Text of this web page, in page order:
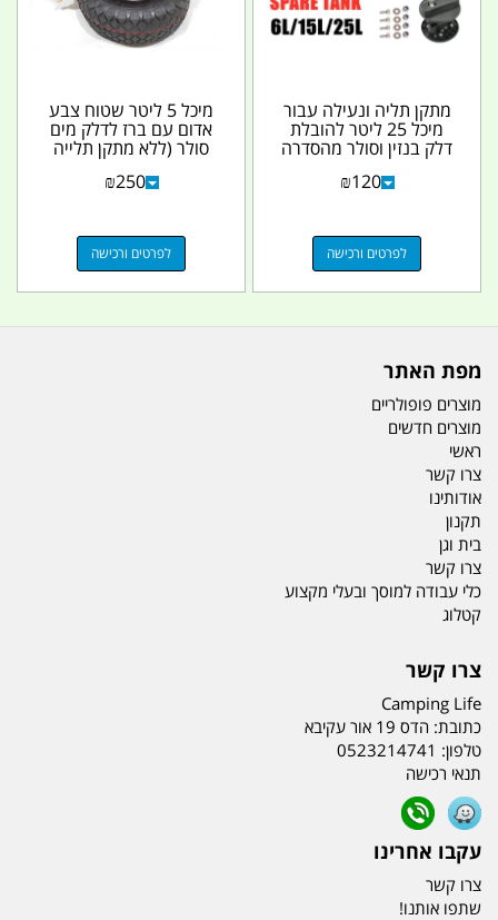
מתקן תליה ונעילה עבור
מיכל 25 ליטר להובלת
דלק בנזין וסולר מהסדרה
השטוחה המחיר...
₪120
לפרטים ורכישה
מיכל 5 ליטר שטוח צבע
אדום עם ברז לדלק מים
סולר (ללא מתקן תלייה
ומנעול נמכר...
₪250
לפרטים ורכישה
מפת האתר
מוצרים פופולריים
מוצרים חדשים
ראשי
צרו קשר
אודותינו
תקנון
בית וגן
צרו קשר
כלי עבודה למוסך ובעלי מקצוע
קטלוג
צרו קשר
Camping Life
כתובת: הדס 19 אור עקיבא
טלפון: 0523214741
תנאי רכישה
עקבו אחרינו
צרו קשר
שתפו אותנו!